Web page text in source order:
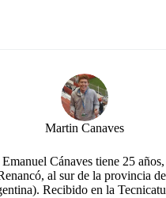
Martin Canaves
Cánaves tiene 25
al sur de la provincia
Recibido en la